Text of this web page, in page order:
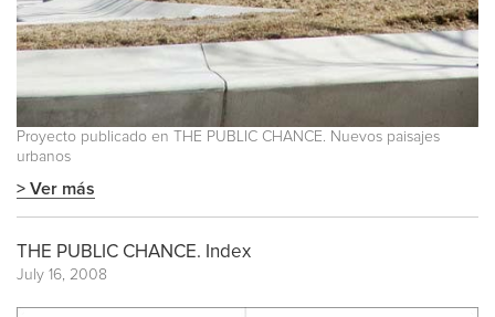
Proyecto publicado en THE PUBLIC CHANCE. Nuevos paisajes
urbanos
> Ver más
THE PUBLIC CHANCE. Index
July 16, 2008